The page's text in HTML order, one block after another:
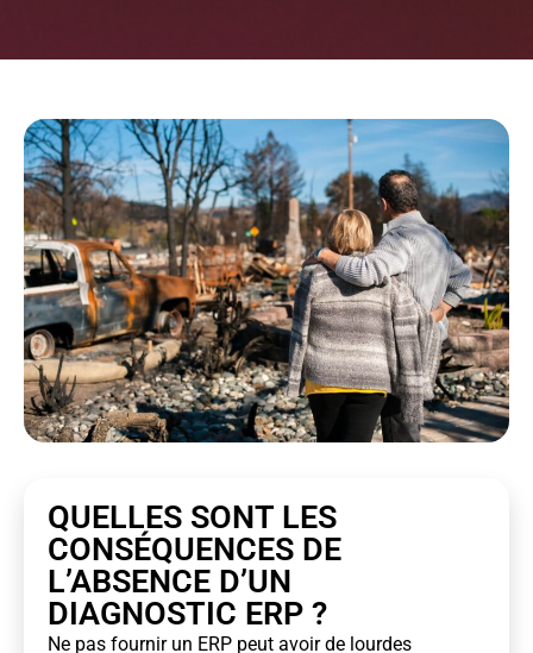
QUELLES SONT LES
CONSÉQUENCES DE
L’ABSENCE D’UN
DIAGNOSTIC ERP ?
Ne pas fournir un ERP peut avoir de lourdes